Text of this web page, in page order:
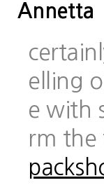
Annetta
elling
e with
rm the